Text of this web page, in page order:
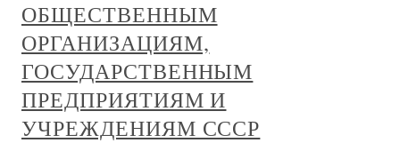
ОБЩЕСТВЕННЫМ
ОРГАНИЗАЦИЯМ,
ГОСУДАРСТВЕННЫМ
ПРЕДПРИЯТИЯМ И
УЧРЕЖДЕНИЯМ СССР